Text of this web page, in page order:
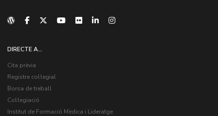
DIRECTE A...
Cita prèvia
Registre col·legial
Borsa de treball
Col·legiació
Institut de Formació Mèdica i Lideratge